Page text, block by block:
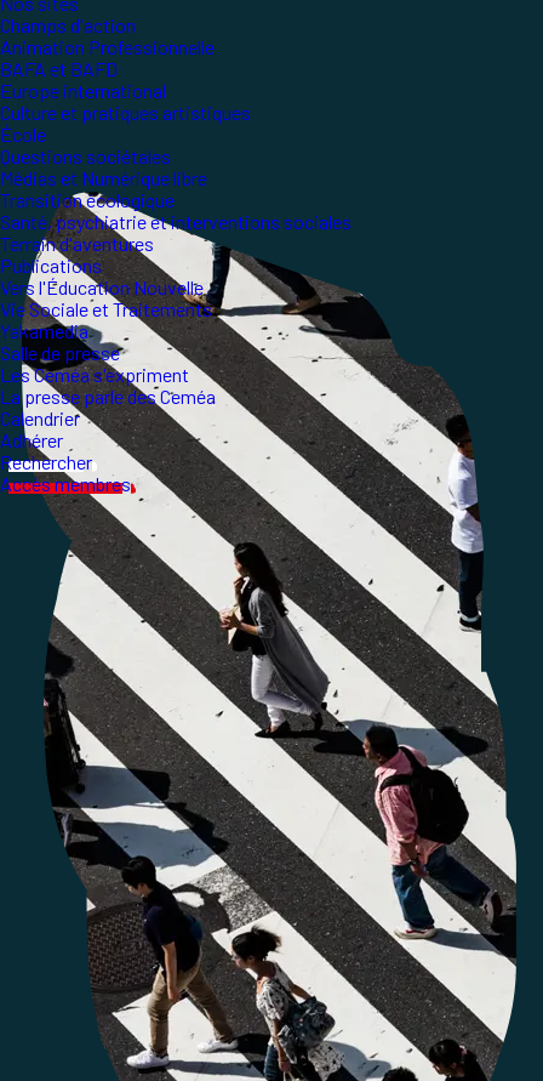
Champs d'action
Animation Professionnelle
BAFA et BAFD
Europe international
Culture et pratiques artistiques
École
Questions sociétales
Médias et Numérique libre
Transition écologique
Santé, psychiatrie et interventions sociales
Terrain d'aventures
Publications
Vers l'Éducation Nouvelle
Vie Sociale et Traitements
Yakamedia
Salle de presse
Les Ceméa s'expriment
La presse parle des Ceméa
Calendrier
Adhérer
Rechercher
Accès membres